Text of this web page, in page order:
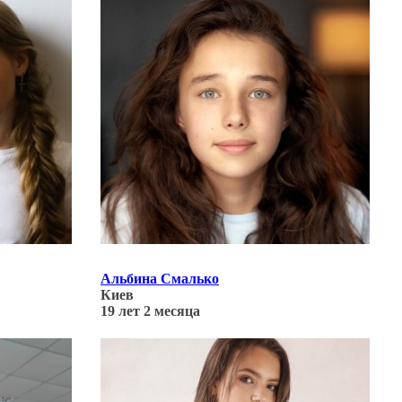
Обновлено: 20.02.22
Альбина Смалько
Киев
19 лет 2 месяца